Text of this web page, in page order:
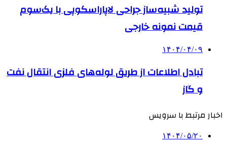
تولید شبیه‌ساز جراحی لاپاراسکوپی با یک‌سوم
قیمت نمونه خارجی
۱۴۰۴/۰۴/۰۹
تبادل اطلاعات از طریق لوله‌های فلزی انتقال نفت
و گاز
اخبار مرتبط با سرویس
۱۴۰۴/۰۵/۲۰